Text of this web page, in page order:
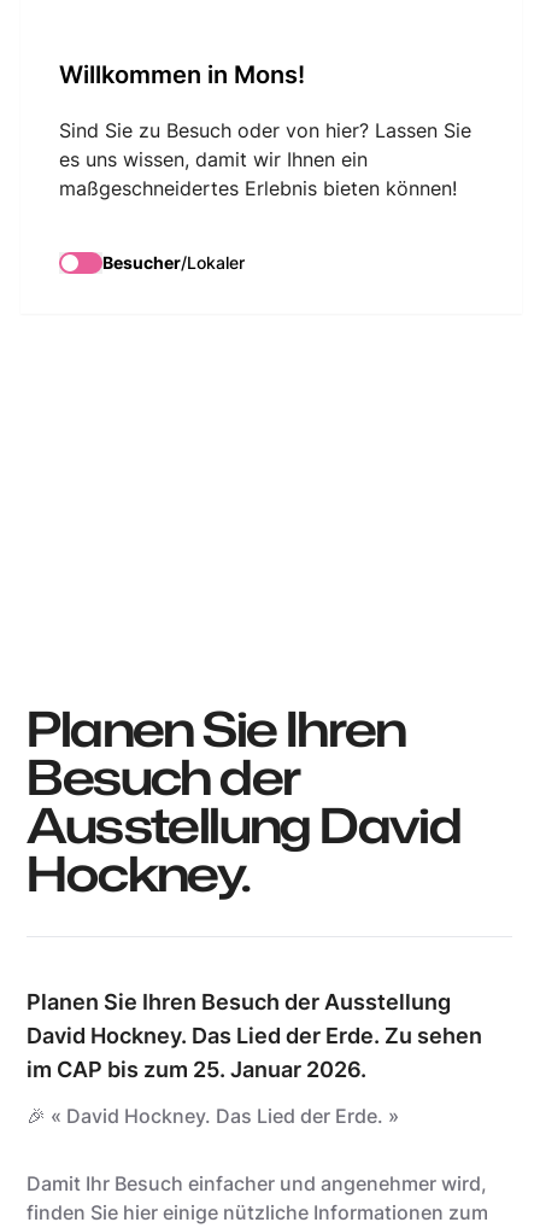
Willkommen in Mons!
Sind Sie zu Besuch oder von hier? Lassen Sie
es uns wissen, damit wir Ihnen ein
maßgeschneidertes Erlebnis bieten können!
Besucher/Lokaler
Planen Sie Ihren
Besuch der
Ausstellung David
Hockney.
Planen Sie Ihren Besuch der Ausstellung
David Hockney. Das Lied der Erde. Zu sehen
im CAP bis zum 25. Januar 2026.
🎉 « David Hockney. Das Lied der Erde. »
Damit Ihr Besuch einfacher und angenehmer wird,
finden Sie hier einige nützliche Informationen zum